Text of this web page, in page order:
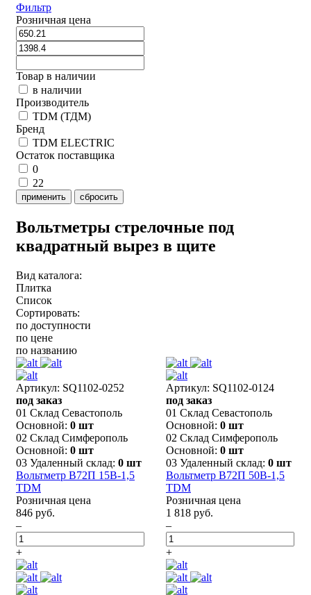
Фильтр
Розничная цена
Товар в наличии
в наличии
Производитель
TDM (ТДМ)
Бренд
TDM ELECTRIC
Остаток поставщика
0
22
применить сбросить
Вольтметры стрелочные под
квадратный вырез в щите
Вид каталога:
Плитка
Список
Сортировать:
по доступности
по цене
по названию
Артикул: SQ1102-0252
под заказ
01 Склад Севастополь
Основной: 0 шт
02 Склад Симферополь
Основной: 0 шт
03 Удаленный склад: 0 шт
Вольтметр В72П 15В-1,5
TDM
Розничная цена
846 руб.
–
+
Артикул: SQ1102-0124
под заказ
01 Склад Севастополь
Основной: 0 шт
02 Склад Симферополь
Основной: 0 шт
03 Удаленный склад: 0 шт
Вольтметр В72П 50В-1,5
TDM
Розничная цена
1 818 руб.
–
+